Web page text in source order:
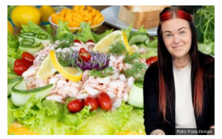
Foto: Frida Ekman